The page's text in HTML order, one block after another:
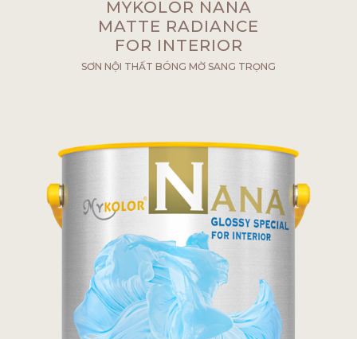
MYKOLOR NANA
MATTE RADIANCE
FOR INTERIOR
SƠN NỘI THẤT BÓNG MỜ SANG TRỌNG